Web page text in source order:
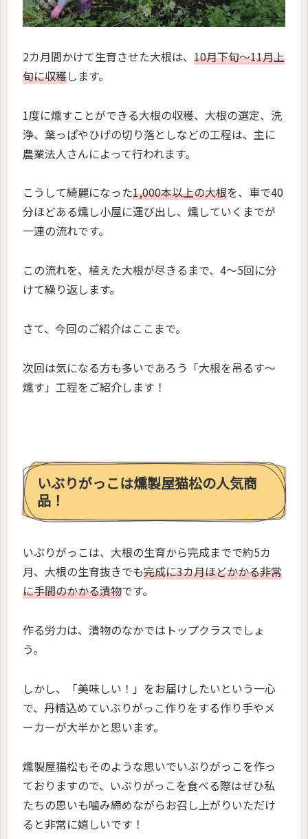
2カ月間かけて生育させた大根は、 10月下旬〜11月上
旬に収穫します。
1度に燻すことができる大根の収穫、大根の選定、洗
浄、葉っぱやひげの切り落としなどの工程は、主に
農業法人さんによって行われます。
こうして綺麗になった1,000本以上の大根を、車で40
分ほどある燻し小屋に運び出し、燻していくまでが
一連の流れです。
この流れを、植えた大根が尽きるまで、4〜5回に分
けて繰り返します。
さて、今回のご紹介はここまで。
次回は気になる方も多いであろう「大根を吊るす〜
燻す」工程をご紹介します！
いぶりがっこは燻製屋猫松の人気商
品！
いぶりがっこは、大根の生育から完成までで約5カ
月、大根の生育抜きでも完成に3カ月ほどかかる非常
に手間のかかる漬物です。
作る労力は、漬物のなかではトップクラスでしょ
う。
しかし、「美味しい！」をお届けしたいという一心
で、丹精込めていぶりがっこ作りをする作り手やメ
ーカーが大半かと思います。
燻製屋猫松もそのような思いでいぶりがっこを作っ
ておりますので、いぶりがっこを食べる際はぜひ私
たちの思いも噛み締めながらお召し上がりいただけ
ると非常に嬉しいです！